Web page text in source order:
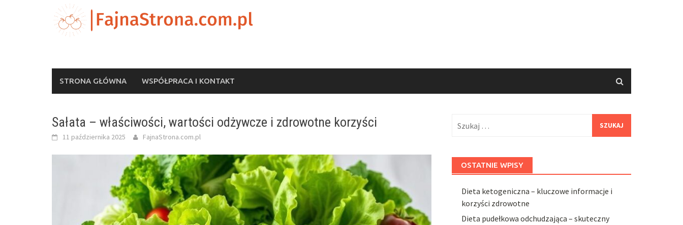
STRONA GŁÓWNA WSPÓŁPRACA I KONTAKT
Sałata – właściwości, wartości odżywcze i zdrowotne korzyści
11 października 2025 FajnaStrona.com.pl
OSTATNIE WPISY
Dieta ketogeniczna – kluczowe informacje i
korzyści zdrowotne
Dieta pudełkowa odchudzająca – skuteczny